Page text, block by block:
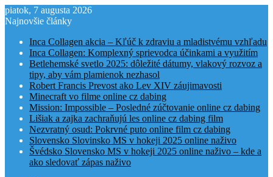
piatok, 7 augusta 2026
Najnovšie články
Inca Collagen akcia – Kľúč k zdraviu a mladistvému vzhľadu
Inca Collagen: Komplexný sprievodca účinkami a využitím
Betlehemské svetlo 2025: dôležité dátumy, vlakový rozvoz a
tipy, aby vám plamienok nezhasol
Robert Francis Prevost ako Lev XIV záujimavosti
Minecraft vo filme online cz dabing
Mission: Impossible – Posledné zúčtovanie online cz dabing
Lišiak a zajka zachraňujú les online cz dabing film
Nezvratný osud: Pokrvné puto online film cz dabing
Slovensko Slovinsko MS v hokeji 2025 online naživo
Švédsko Slovensko MS v hokeji 2025 online naživo – kde a
ako sledovať zápas naživo